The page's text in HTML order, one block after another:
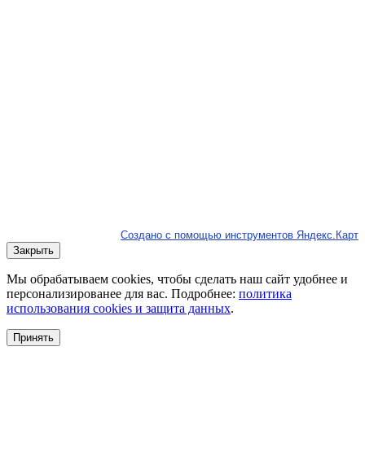
Создано с помощью инструментов Яндекс.Карт
Закрыть
Мы обрабатываем cookies, чтобы сделать наш сайт удобнее и
персонализированее для вас. Подробнее: политика
использования cookies и защита данных.
Принять